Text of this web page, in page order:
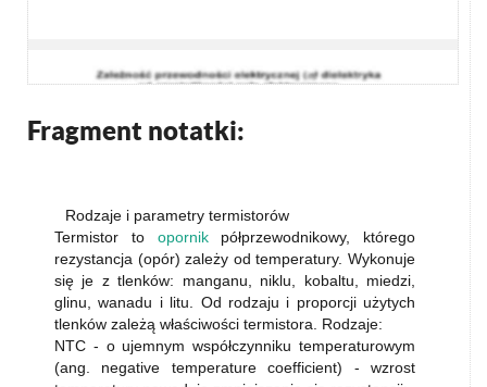
Fragment notatki:
Rodzaje i parametry termistorów
Termistor to opornikpółprzewodnikowy, którego
rezystancja (opór) zależy od temperatury. Wykonuje
się je z tlenków: manganu, niklu, kobaltu, miedzi,
glinu, wanadu i litu. Od rodzaju i proporcji użytych
tlenków zależą właściwości termistora. Rodzaje:
NTC - o ujemnym współczynniku temperaturowym
(ang. negative temperature coefficient) - wzrost